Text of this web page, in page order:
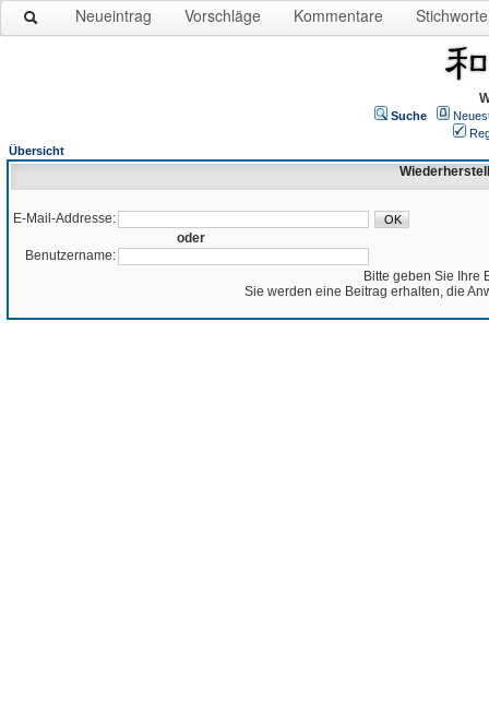
Neueintrag Vorschläge Kommentare Stichworte
Suche
Übersicht
E-Mail-Addresse:
oder
Benutzername:
Bitte geben Sie Ihre
Sie werden eine Beitrag erhalten, die